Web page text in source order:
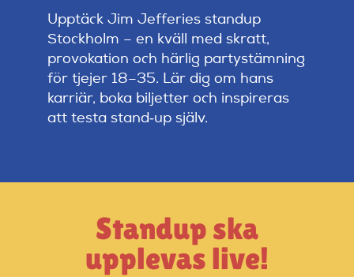
Tidigare lineup
Klubbar
StandUpSverige PODDEN
Upptäck Jim Jefferies standup
Stockholm – en kväll med skratt,
provokation och härlig partystämning
för tjejer 18–35. Lär dig om hans
karriär, boka biljetter och inspireras
att testa stand‑up själv.
Standup ska
upplevas live!